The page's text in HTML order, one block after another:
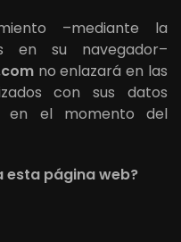
–mediante la
en su navegador–
no enlazará en las
con sus datos
en el momento del
esta página web?